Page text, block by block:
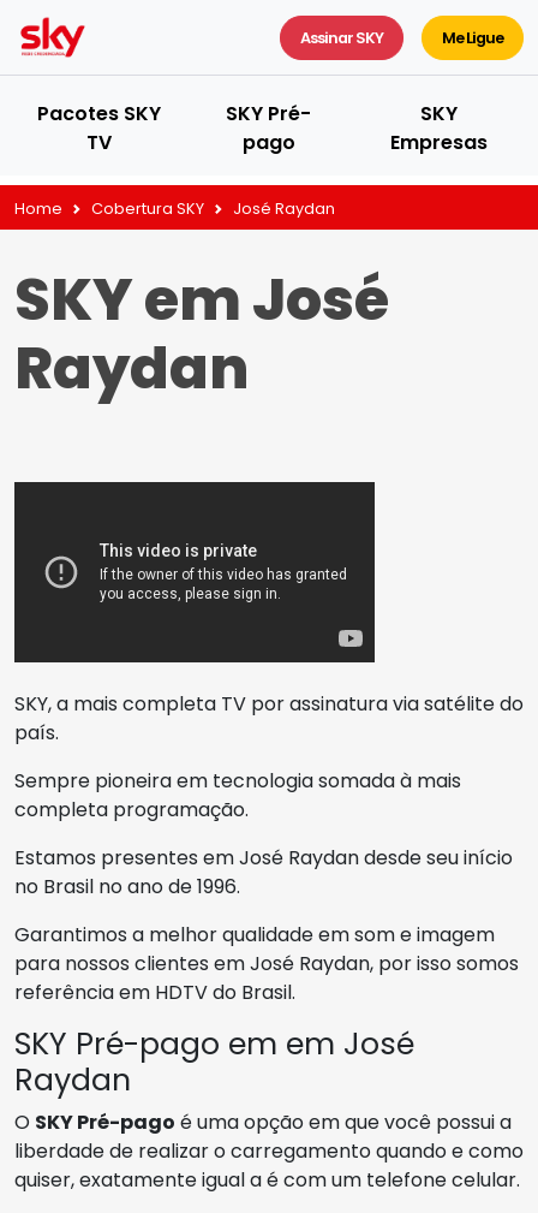
Assinar SKY Me Ligue
Pacotes SKY
TV
SKY Pré-
pago
SKY
Empresas
Home Cobertura SKY José Raydan
SKY em José
Raydan
SKY, a mais completa TV por assinatura via satélite do
país.
Sempre pioneira em tecnologia somada à mais
completa programação.
Estamos presentes em José Raydan desde seu início
no Brasil no ano de 1996.
Garantimos a melhor qualidade em som e imagem
para nossos clientes em José Raydan, por isso somos
referência em HDTV do Brasil.
SKY Pré-pago em em José
Raydan
O SKY Pré-pago é uma opção em que você possui a
liberdade de realizar o carregamento quando e como
quiser, exatamente igual a é com um telefone celular.